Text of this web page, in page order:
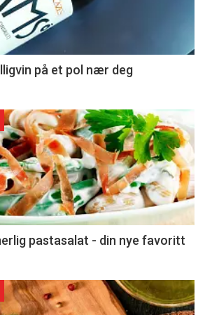
på et pol nær deg
pastasalat - din nye favoritt